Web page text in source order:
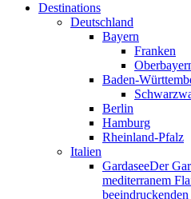
Destinations
Deutschland
Bayern
Franken
Baden-
Berlin
Hamburg
Rheinland-Pfalz
Italien
GardaseeDer
mediterranem